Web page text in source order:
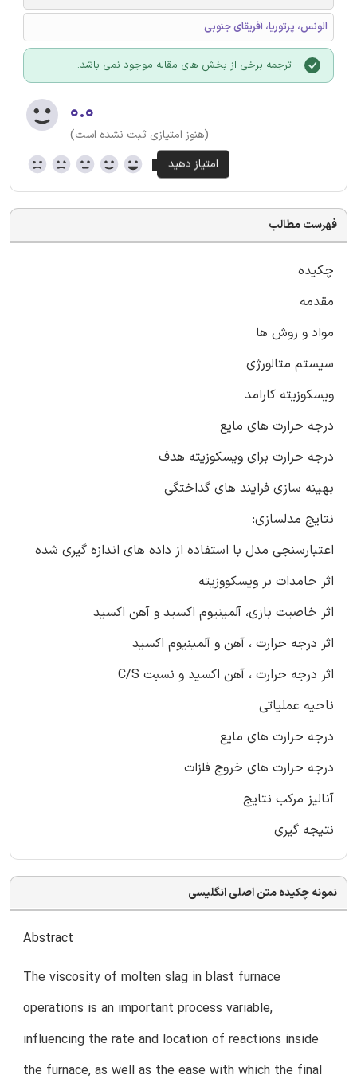
الونس، پرتوریا، آفریقای جنوبی
ترجمه برخی از بخش های مقاله موجود نمی باشد.
۰.۰
(هنوز امتیازی ثبت نشده است)
فهرست مطالب
چکیده
مقدمه
مواد و روش ها
سیستم متالورژی
ویسکوزیته کارامد
درجه حرارت های مایع
درجه حرارت برای ویسکوزیته هدف
بهینه سازی فرایند های گداختگی
نتایج مدلسازی:
اعتبارسنجی مدل با استفاده از داده های اندازه گیری شده
اثر جامدات بر ویسکووزیته
اثر خاصیت بازی، آلمینیوم اکسید و آهن اکسید
اثر درجه حرارت ، آهن و آلمینیوم اکسید
اثر درجه حرارت ، آهن اکسید و نسبت C/S
ناحیه عملیاتی
درجه حرارت های مایع
درجه حرارت های خروج فلزات
آنالیز مرکب نتایج
نتیجه گیری
نمونه چکیده متن اصلی انگلیسی
Abstract
The viscosity of molten slag in blast furnace
operations is an important process variable,
influencing the rate and location of reactions inside
the furnace, as well as the ease with which the final